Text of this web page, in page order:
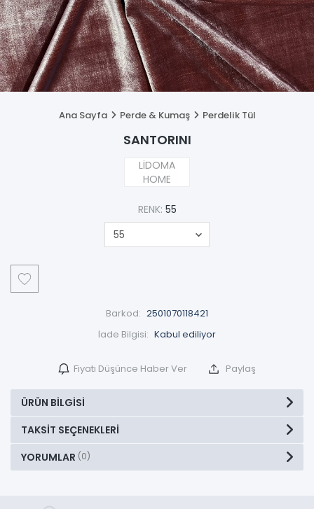
Ana Sayfa Perde & Kumaş Perdelik Tül
SANTORINI
LİDOMA
HOME
RENK: 55
Barkod: 2501070118421
İade Bilgisi:
Fiyatı Düşünce Haber Ver Paylaş
ÜRÜN BILGISI
TAKSIT SEÇENEKLERI
YORUMLAR (0)